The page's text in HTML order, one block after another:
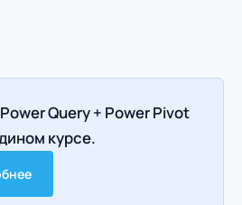
Power Query + Power Pivot
курсе.